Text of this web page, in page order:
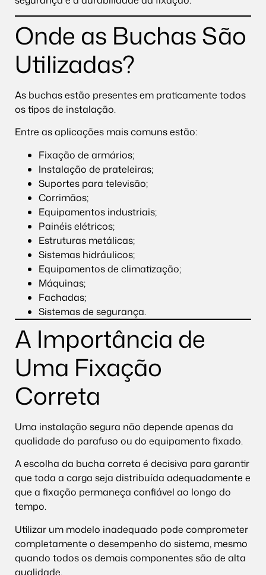
Onde as Buchas São
Utilizadas?
As buchas estão presentes em praticamente todos
os tipos de instalação.
Entre as aplicações mais comuns estão:
Fixação de armários;
Instalação de prateleiras;
Suportes para televisão;
Corrimãos;
Equipamentos industriais;
Painéis elétricos;
Estruturas metálicas;
Sistemas hidráulicos;
Equipamentos de climatização;
Máquinas;
Fachadas;
Sistemas de segurança.
A Importância de
Uma Fixação
Correta
Uma instalação segura não depende apenas da
qualidade do parafuso ou do equipamento fixado.
A escolha da bucha correta é decisiva para garantir
que toda a carga seja distribuída adequadamente e
que a fixação permaneça confiável ao longo do
tempo.
Utilizar um modelo inadequado pode comprometer
completamente o desempenho do sistema, mesmo
quando todos os demais componentes são de alta
qualidade.